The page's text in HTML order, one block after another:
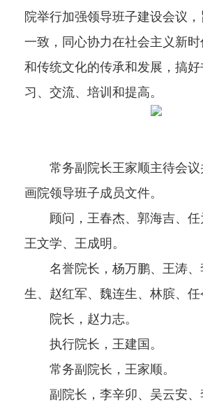
院举行加强领导班子建设会议
一致，同心协力在社会主义新
和传统文化的传承和发展，搞
习、交流、培训和提高。
常务副院长王家顺主待会
画院领导班子成员文件。
顾问，王春杰、郭海吉、任
王文学、王成明。
名誉院长，杨万鹏、王涛、
生、赵红军、魏连生、林膑、任
院长，赵力志。
执行院长，王建国。
常务副院长，王家顺。
副院长，李辛卯、吴云安、